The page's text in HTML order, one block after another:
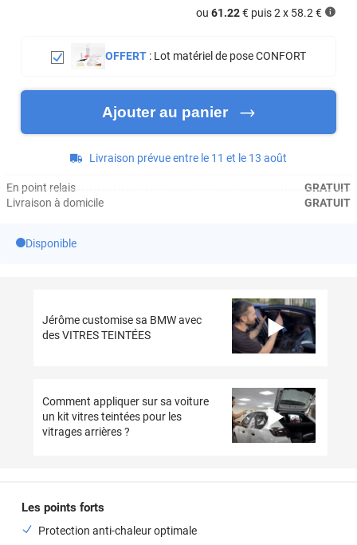
ou 61.22€ puis 2 x 58.2 €
OFFERT : Lot matériel de pose CONFORT
Ajouter au panier
Livraison prévue entre le 11 et le 13 août
En point relais
GRATUIT
Livraison à domicile
GRATUIT
Disponible
Jérôme customise sa BMW avec
des VITRES TEINTÉES
Comment appliquer sur sa voiture
un kit vitres teintées pour les
vitrages arrières ?
Les points forts
Protection anti-chaleur optimale